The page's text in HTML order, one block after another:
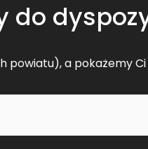
do
powiatu), a pokażemy